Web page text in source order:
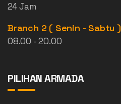
24 Jam
Branch 2 ( Senin - Sabtu )
08.00 - 20.00
PILIHAN ARMADA